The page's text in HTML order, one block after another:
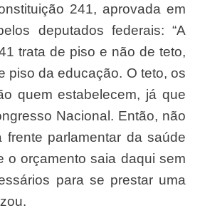
241, aprovada em
deputados federais: “A
trata de piso e não de teto,
piso da educação. O teto, os
quem estabelecem, já que
Nacional. Então, não
frente parlamentar da saúde
o orçamento saia daqui sem
para se prestar uma